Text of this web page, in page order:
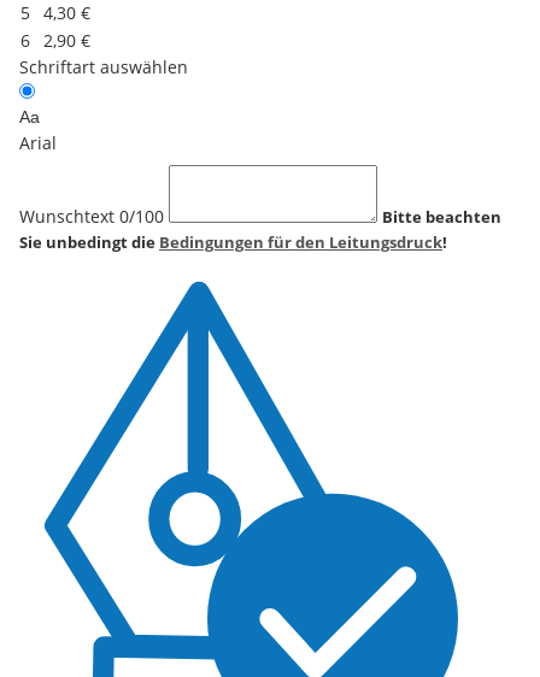
5 4,30 €
6 2,90 €
Schriftart auswählen
Aa
Arial
Wunschtext 0/100
Bitte beachten
Sie unbedingt die Bedingungen für den Leitungsdruck!